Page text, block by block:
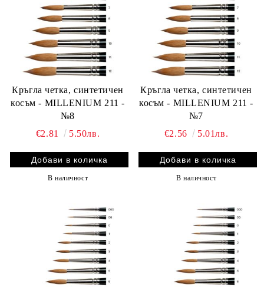
Кръгла четка, синтетичен
косъм - MILLENIUM 211 -
№8
€2.81
5.50лв.
В наличност
Кръгла четка, синтетичен
косъм - MILLENIUM 211 -
№7
€2.56
5.01лв.
В наличност